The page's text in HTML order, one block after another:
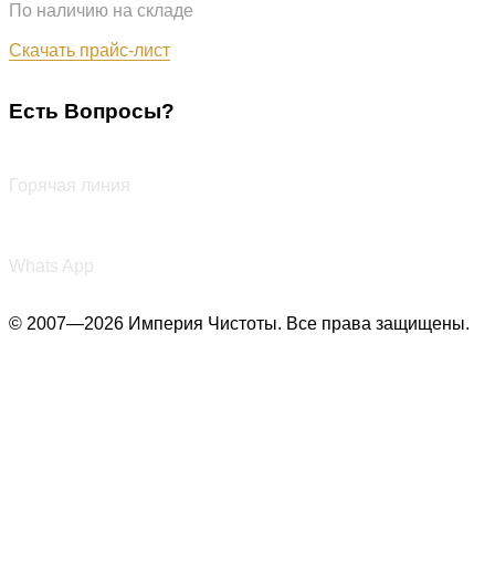
По наличию на складе
Скачать прайс-лист
Есть Вопросы?
Горячая линия
Whats App
© 2007—2026 Империя Чистоты. Все права защищены.